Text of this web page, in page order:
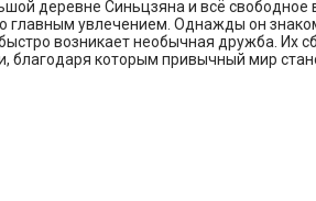
деревне Синьцзяна и всё свободное
главным увлечением. Однажды он
возникает необычная дружба. Их
благодаря которым привычный мир